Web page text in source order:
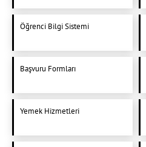
Öğrenci Bilgi Sistemi
Başvuru Formları
Yemek Hizmetleri